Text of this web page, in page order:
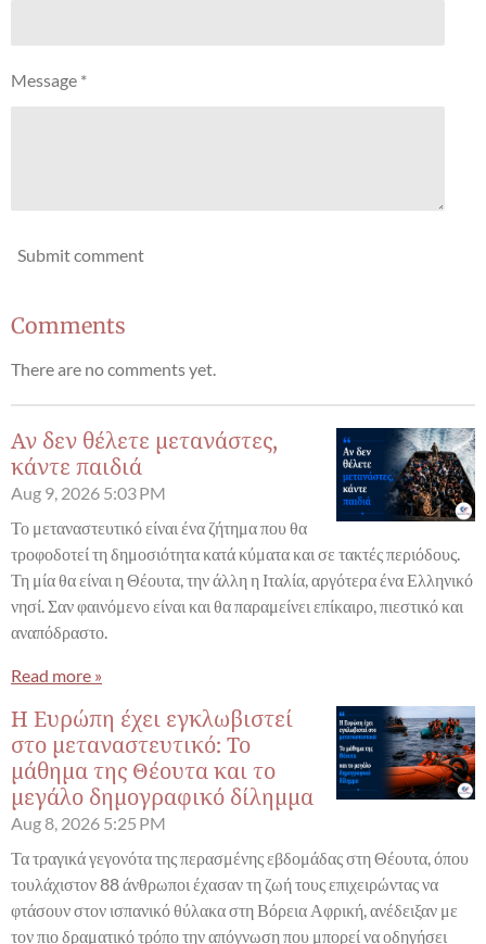
Message *
Submit comment
Comments
There are no comments yet.
Αν δεν θέλετε μετανάστες,
κάντε παιδιά
Aug 9, 2026 5:03 PM
Το μεταναστευτικό είναι ένα ζήτημα που θα
τροφοδοτεί τη δημοσιότητα κατά κύματα και σε τακτές περιόδους.
Τη μία θα είναι η Θέουτα, την άλλη η Ιταλία, αργότερα ένα Ελληνικό
νησί. Σαν φαινόμενο είναι και θα παραμείνει επίκαιρο, πιεστικό και
αναπόδραστο.
Read more »
Η Ευρώπη έχει εγκλωβιστεί
στο μεταναστευτικό: Το
μάθημα της Θέουτα και το
μεγάλο δημογραφικό δίλημμα
Aug 8, 2026 5:25 PM
Τα τραγικά γεγονότα της περασμένης εβδομάδας στη Θέουτα, όπου
τουλάχιστον 88 άνθρωποι έχασαν τη ζωή τους επιχειρώντας να
φτάσουν στον ισπανικό θύλακα στη Βόρεια Αφρική, ανέδειξαν με
τον πιο δραματικό τρόπο την απόγνωση που μπορεί να οδηγήσει